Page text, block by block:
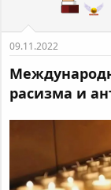
09.11.2022
расизма и